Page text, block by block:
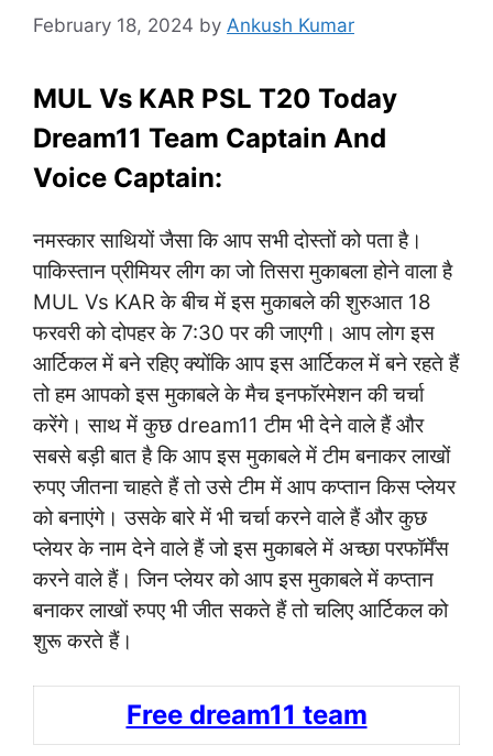
February 18, 2024 by Ankush Kumar
MUL Vs KAR PSL T20 Today
Dream11 Team Captain And
Voice Captain:
नमस्कार साथियों जैसा कि आप सभी दोस्तों को पता है।
पाकिस्तान प्रीमियर लीग का जो तिसरा मुकाबला होने वाला है
MUL Vs KAR के बीच में इस मुकाबले की शुरुआत 18
फरवरी को दोपहर के 7:30 पर की जाएगी। आप लोग इस
आर्टिकल में बने रहिए क्योंकि आप इस आर्टिकल में बने रहते हैं
तो हम आपको इस मुकाबले के मैच इनफॉरमेशन की चर्चा
करेंगे। साथ में कुछ dream11 टीम भी देने वाले हैं और
सबसे बड़ी बात है कि आप इस मुकाबले में टीम बनाकर लाखों
रुपए जीतना चाहते हैं तो उसे टीम में आप कप्तान किस प्लेयर
को बनाएंगे। उसके बारे में भी चर्चा करने वाले हैं और कुछ
प्लेयर के नाम देने वाले हैं जो इस मुकाबले में अच्छा परफॉर्मेंस
करने वाले हैं। जिन प्लेयर को आप इस मुकाबले में कप्तान
बनाकर लाखों रुपए भी जीत सकते हैं तो चलिए आर्टिकल को
शुरू करते हैं।
Free dream11 team